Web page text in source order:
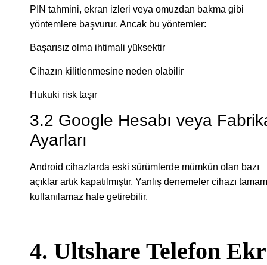
PIN tahmini, ekran izleri veya omuzdan bakma gibi
yöntemlere başvurur. Ancak bu yöntemler:
Başarısız olma ihtimali yüksektir
Cihazın kilitlenmesine neden olabilir
Hukuki risk taşır
3.2 Google Hesabı veya
Ayarları
Android cihazlarda eski sürümlerde mümkün olan bazı
açıklar artık kapatılmıştır. Yanlış denemeler cihazı
kullanılamaz hale getirebilir.
4. Ultshare Telefon